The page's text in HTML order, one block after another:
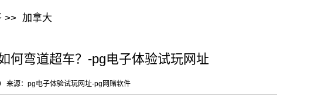
>> 加拿大
何弯道超车？-pg电子体验试玩网址
来源： pg电子体验试玩网址-pg网赌软件